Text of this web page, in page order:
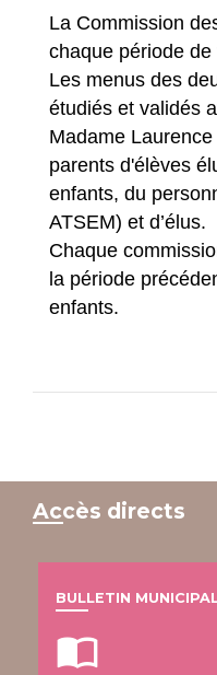
La Commission
chaque période
Les menus des
étudiés et validés
Madame
parents d'élèves
enfants, du
ATSEM) et d’élus.
Chaque
la période
enfants.
Accès directs
BULLETIN
import_contacts